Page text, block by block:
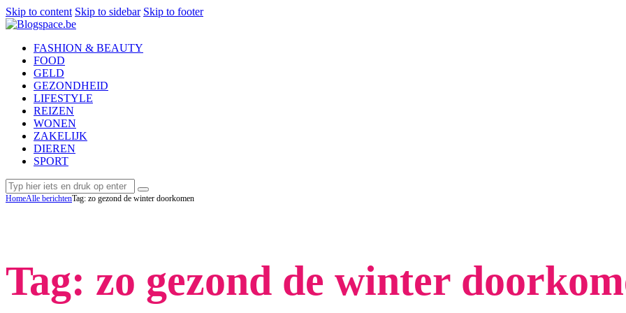
Skip to content Skip to sidebar Skip to footer
FASHION & BEAUTY
FOOD
GELD
GEZONDHEID
LIFESTYLE
REIZEN
WONEN
ZAKELIJK
DIEREN
SPORT
Tag: zo gezond de winter
HomeAlle berichtenTag: zo gezond de winter doorkomen